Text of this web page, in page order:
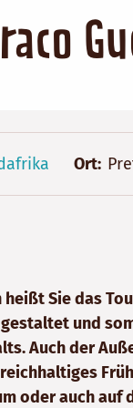
Ort
Sie das
und
Auch der
oder auch auf